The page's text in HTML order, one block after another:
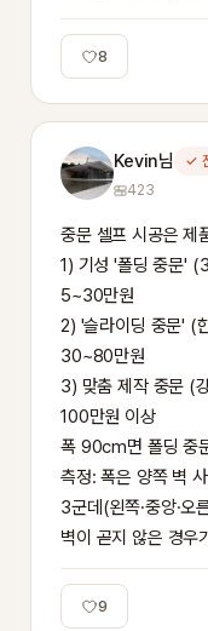
8
Kevin님 ✓
423
중문 셀프 시공은 제
1) 기성 '폴딩 중문'
5~30만원
2) '슬라이딩 중문' (
30~80만원
3) 맞춤 제작 중문 (
100만원 이상
폭 90cm면 폴딩 중
측정: 폭은 양쪽 벽
3군데(왼쪽·중앙·오
벽이 곧지 않은 경우
9